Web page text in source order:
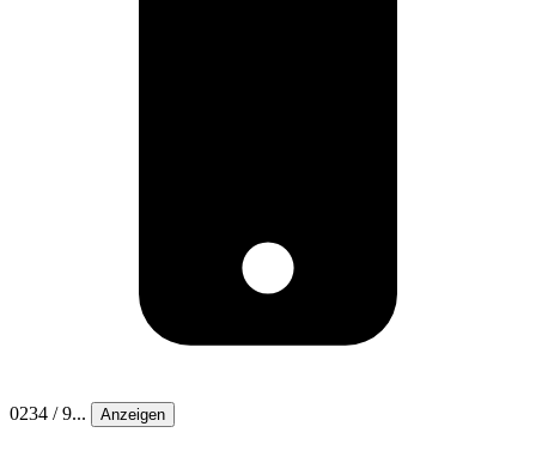
0234 / 9... Anzeigen